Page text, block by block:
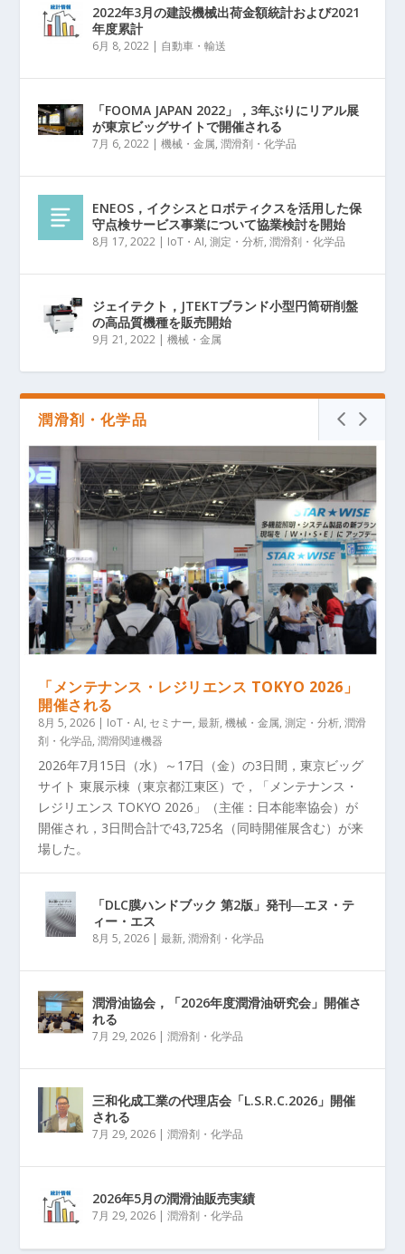
2022年3月の建設機械出荷金額統計および2021
年度累計
6月 8, 2022 | 自動車・輸送
「FOOMA JAPAN 2022」，3年ぶりにリアル展
が東京ビッグサイトで開催される
7月 6, 2022 |機械・金属,潤滑剤・化学品
ENEOS，イクシスとロボティクスを活用した保
守点検サービス事業について協業検討を開始
8月 17, 2022 | IoT・AI,測定・分析,潤滑剤・化学品
ジェイテクト，JTEKTブランド小型円筒研削盤
の高品質機種を販売開始
9月 21, 2022 |機械・金属
潤滑剤・化学品
「メンテナンス・レジリエンス TOKYO 2026」
開催される
8月 5, 2026 | IoT・AI, セミナー,最新,機械・金属,測定・分析,潤滑
剤・化学品,潤滑関連機器
2026年7月15日（水）～17日（金）の3日間，東京ビッグ
サイト 東展示棟（東京都江東区）で，「メンテナンス・
レジリエンス TOKYO 2026」（主催：日本能率協会）が
開催され，3日間合計で43,725名（同時開催展含む）が来
場した。
「DLC膜ハンドブック 第2版」発刊―エヌ・テ
ィー・エス
8月 5, 2026 |最新,潤滑剤・化学品
潤滑油協会，「2026年度潤滑油研究会」開催さ
れる
7月 29, 2026 |潤滑剤・化学品
三和化成工業の代理店会「L.S.R.C.2026」開催
される
7月 29, 2026 |潤滑剤・化学品
2026年5月の潤滑油販売実績
7月 29, 2026 |潤滑剤・化学品